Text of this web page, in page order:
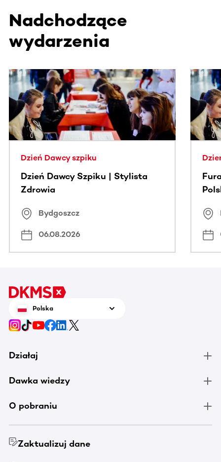
Nadchodzące
wydarzenia
Ta sekcja zawiera treści przewijane w poziomie. Użyj
Dzień Dawcy szpiku
Dzień Dawcy Szpiku | Stylista
Zdrowia
Bydgoszcz
06.08.2026
Polska
Działaj
Dawka wiedzy
O pobraniu
Zaktualizuj dane